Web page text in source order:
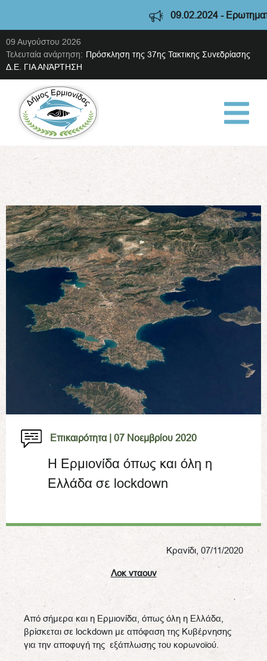
09.02.2024 -
09 Αυγούστου 2026
Τελευταία ανάρτηση: Πρόσκληση της 37ης Τακτικης Συνεδρίασης
Δ.Ε. ΓΙΑ ΑΝΆΡΤΗΣΗ
Επικαιρότητα | 07 Νοεμβρίου 2020
Η Ερμιονίδα όπως και όλη η
Ελλάδα σε lockdown
Κρανίδι, 07/11/2020
Λοκ νταουν
Από σήμερα και η Ερμιονίδα, όπως όλη η Ελλάδα,
βρίσκεται σε lockdown με απόφαση της Κυβέρνησης
για την αποφυγή της εξάπλωσης του κορωνοϊού.